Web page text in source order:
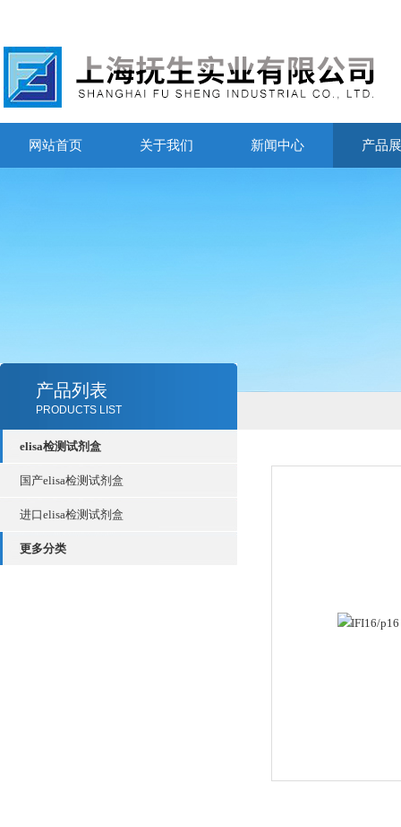
网站首页 关于我们 新闻中心 产品
产品列表
PRODUCTS LIST
elisa检测试剂盒
国产elisa检测试剂盒
进口elisa检测试剂盒
更多分类